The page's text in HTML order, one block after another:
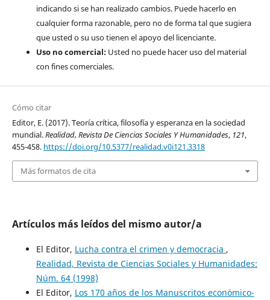
indicando si se han realizado cambios. Puede hacerlo en
cualquier forma razonable, pero no de forma tal que sugiera
que usted o su uso tienen el apoyo del licenciante.
Uso no comercial:Usted no puede hacer uso del material
con fines comerciales.
Cómo citar
Editor, E. (2017). Teoría crítica, filosofía y esperanza en la sociedad
mundial.Realidad, Revista De Ciencias Sociales Y Humanidades, 121,
455-458. https://doi.org/10.5377/realidad.v0i121.3318
Más formatos de cita
Artículos más leídos del mismo autor/a
El Editor, Lucha contra el crimen y democracia ,
Realidad, Revista de Ciencias Sociales y Humanidades:
Núm. 64 (1998)
El Editor, Los 170 años de los Manuscritos económico-